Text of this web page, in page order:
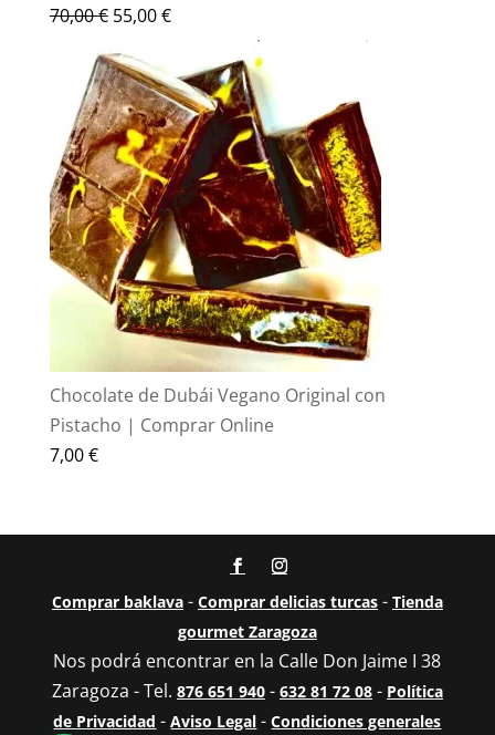
70,00€ El
original
era:
70,00 €.
55,00€El
actual
es:
55,00 €.
Chocolate de Dubái Vegano Original con
Pistacho | Comprar Online
7,00€
Comprar baklava- Comprar delicias turcas- Tienda
gourmet Zaragoza
Nos podrá encontrar en la Calle Don Jaime I 38
Zaragoza - Tel. 876 651 940- 632 81 72 08- Política
de Privacidad -Aviso Legal -Condiciones generales